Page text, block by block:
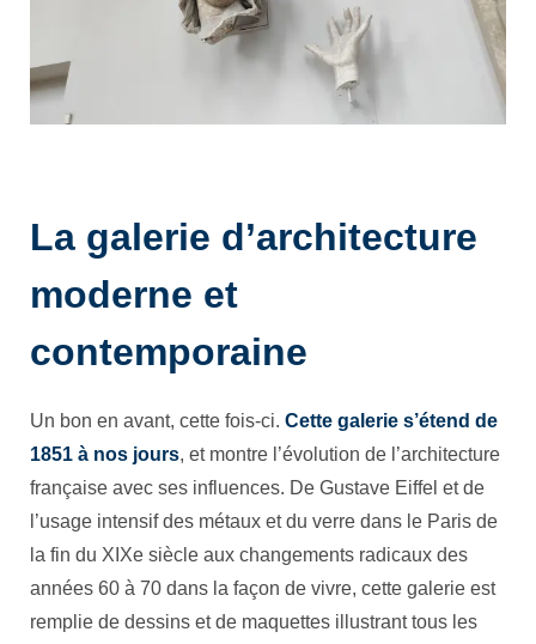
La galerie d’architecture
moderne et
contemporaine
Un bon en avant, cette fois-ci. Cette galerie s’étend de
1851 à nos jours, et montre l’évolution de l’architecture
française avec ses influences. De Gustave Eiffel et de
l’usage intensif des métaux et du verre dans le Paris de
la fin du XIXe siècle aux changements radicaux des
années 60 à 70 dans la façon de vivre, cette galerie est
remplie de dessins et de maquettes illustrant tous les